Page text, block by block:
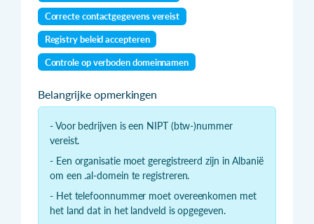
Correcte contactgegevens vereist
Registry beleid accepteren
Controle op verboden domeinnamen
Belangrijke opmerkingen
- Voor bedrijven is een NIPT (btw-)nummer
vereist.
- Een organisatie moet geregistreerd zijn in Albanië
om een .al-domein te registreren.
- Het telefoonnummer moet overeenkomen met
het land dat in het landveld is opgegeven.